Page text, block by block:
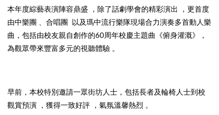
本年度綜藝表演陣容鼎盛 ，除了話劇學會的精彩演出 ，更首度
由中樂團 、合唱團 以及瑪中流行樂隊現場合力演奏多首動人樂
曲，包括由校友親自創作的60周年校慶主題曲《俯身灌溉》，
為觀眾帶來豐富多元的視聽體驗 。
早前，本校特別邀請一眾街坊人士，包括長者及輪椅人士到校
觀賞預演 ，獲得一致好評 ，氣氛溫馨熱烈 。